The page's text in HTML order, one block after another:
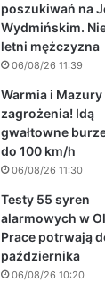
poszukiwań na
Wydmińskim.
letni mężczyzna
06/08/26 11:39
Warmia i
zagrożenia! Idą
gwałtowne
do 100 km/h
06/08/26 11:30
Testy 55 syren
alarmowych w
Prace potrwają
października
06/08/26 10:20